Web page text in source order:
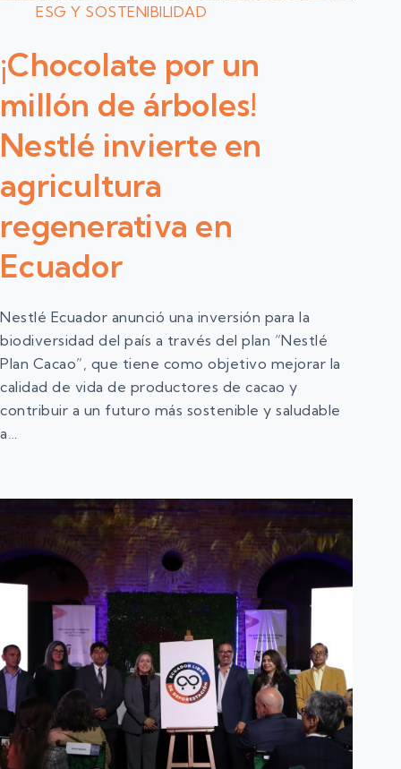
ESG Y SOSTENIBILIDAD
¡Chocolate por un
millón de árboles!
Nestlé invierte en
agricultura
regenerativa en
Ecuador
Nestlé Ecuador anunció una inversión para la
biodiversidad del país a través del plan “Nestlé
Plan Cacao”, que tiene como objetivo mejorar la
calidad de vida de productores de cacao y
contribuir a un futuro más sostenible y saludable
a…